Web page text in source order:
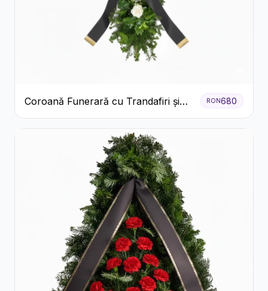
Coroană Funerară cu Trandafiri și
Crini
RON680